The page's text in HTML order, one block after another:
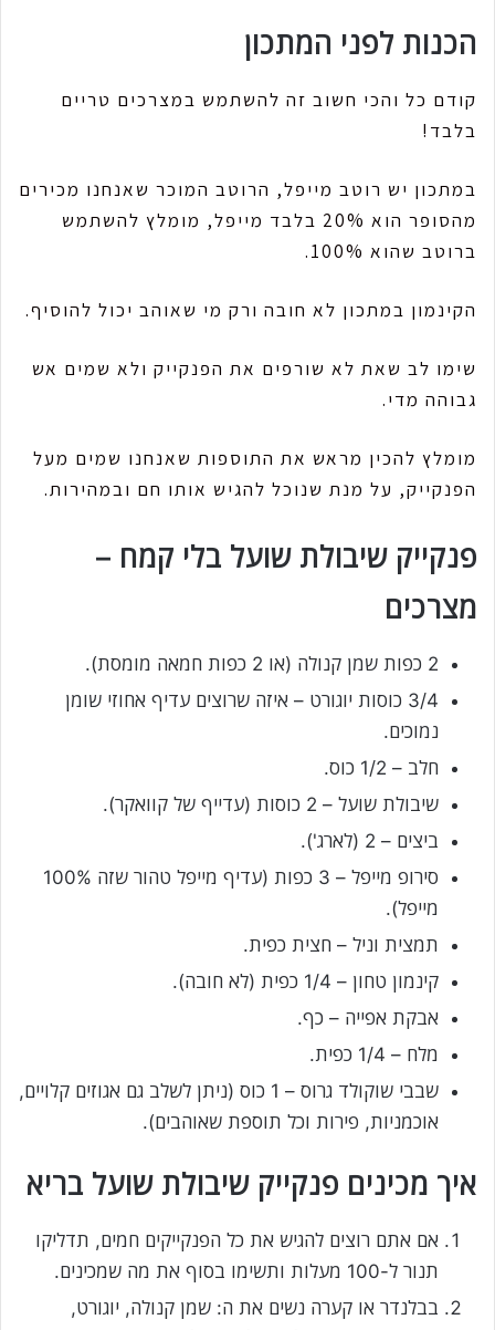
הכנות לפני המתכון
קודם כל והכי חשוב זה להשתמש במצרכים טריים
בלבד!
במתכון יש רוטב מייפל, הרוטב המוכר שאנחנו מכירים
מהסופר הוא 20% בלבד מייפל, מומלץ להשתמש
ברוטב שהוא 100%.
הקינמון במתכון לא חובה ורק מי שאוהב יכול להוסיף.
שימו לב שאת לא שורפים את הפנקייק ולא שמים אש
גבוהה מדי.
מומלץ להכין מראש את התוספות שאנחנו שמים מעל
הפנקייק, על מנת שנוכל להגיש אותו חם ובמהירות.
פנקייק שיבולת שועל בלי קמח –
מצרכים
2 כפות שמן קנולה (או 2 כפות חמאה מומסת).
3/4 כוסות יוגורט – איזה שרוצים עדיף אחוזי שומן
נמוכים.
חלב – 1/2 כוס.
שיבולת שועל – 2 כוסות (עדייף של קוואקר).
ביצים – 2 (לארג').
סירופ מייפל – 3 כפות (עדיף מייפל טהור שזה 100%
מייפל).
תמצית וניל – חצית כפית.
קינמון טחון – 1/4 כפית (לא חובה).
אבקת אפייה – כף.
מלח – 1/4 כפית.
שבבי שוקולד גרוס – 1 כוס (ניתן לשלב גם אגוזים קלויים,
אוכמניות, פירות וכל תוספת שאוהבים).
איך מכינים פנקייק שיבולת שועל בריא
אם אתם רוצים להגיש את כל הפנקייקים חמים, תדליקו
תנור ל-100 מעלות ותשימו בסוף את מה שמכינים.
בבלנדר או קערה נשים את ה: שמן קנולה, יוגורט,